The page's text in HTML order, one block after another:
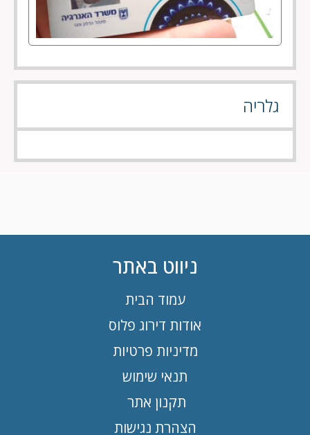
גלריה
ניווט באתר
עמוד הבית
אודות דירוג פלוס
מדיניות פרטיות
תנאי שימוש
תקנון אתר
הצהרת נגישות